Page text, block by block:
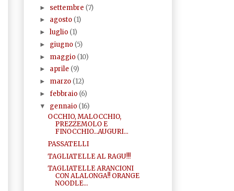
► settembre (7)
► agosto (1)
►luglio (1)
► giugno (5)
► maggio (10)
► aprile (9)
► marzo (12)
►febbraio (6)
▼ gennaio (16)
OCCHIO, MALOCCHIO,
PREZZEMOLO E
FINOCCHIO...AUGURI...
PASSATELLI
TAGLIATELLE AL RAGU!!!
TAGLIATELLE ARANCIONI
CON ALALONGA!! ORANGE
NOODLE...